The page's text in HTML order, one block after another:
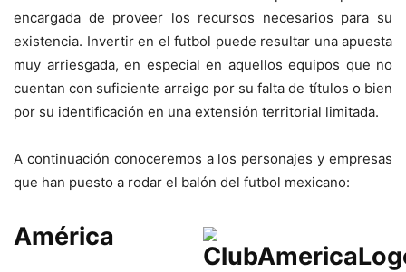
encargada de proveer los recursos necesarios para su
existencia. Invertir en el futbol puede resultar una apuesta
muy arriesgada, en especial en aquellos equipos que no
cuentan con suficiente arraigo por su falta de títulos o bien
por su identificación en una extensión territorial limitada.
A continuación conoceremos a los personajes y empresas
que han puesto a rodar el balón del futbol mexicano:
América